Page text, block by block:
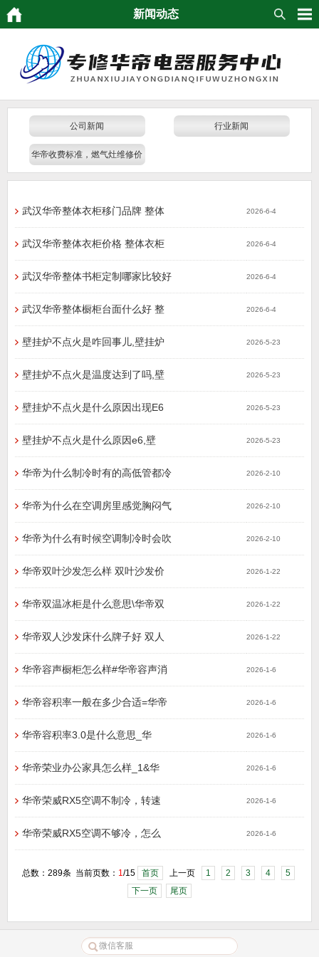
新闻动态
公司新闻 行业新闻
华帝收费标准，燃气灶维修价
武汉华帝整体衣柜移门品牌 整体 2026-6-4
武汉华帝整体衣柜价格 整体衣柜 2026-6-4
武汉华帝整体书柜定制哪家比较好 2026-6-4
武汉华帝整体橱柜台面什么好 整 2026-6-4
壁挂炉不点火是咋回事儿,壁挂炉 2026-5-23
壁挂炉不点火是温度达到了吗,壁 2026-5-23
壁挂炉不点火是什么原因出现E6 2026-5-23
壁挂炉不点火是什么原因e6,壁 2026-5-23
华帝为什么制冷时有的高低管都冷 2026-2-10
华帝为什么在空调房里感觉胸闷气 2026-2-10
华帝为什么有时候空调制冷时会吹 2026-2-10
华帝双叶沙发怎么样 双叶沙发价 2026-1-22
华帝双温冰柜是什么意思\华帝双 2026-1-22
华帝双人沙发床什么牌子好 双人 2026-1-22
华帝容声橱柜怎么样#华帝容声消 2026-1-6
华帝容积率一般在多少合适=华帝 2026-1-6
华帝容积率3.0是什么意思_华 2026-1-6
华帝荣业办公家具怎么样_1&华 2026-1-6
华帝荣威RX5空调不制冷，转速 2026-1-6
华帝荣威RX5空调不够冷，怎么 2026-1-6
总数：289条 当前页数： 1/15 首页 上一页 1 2 3 4
5
下一页
尾页